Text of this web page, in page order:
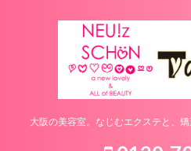
大阪の美容室。なじむエクステと、